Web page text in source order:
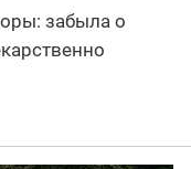
забыла о